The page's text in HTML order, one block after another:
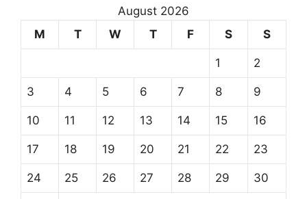
August 2026
M
T W T F S S
1 2
3 4 5 6 7 8 9
10 11 12 13 14 15 16
17 18 19 20 21 22 23
24 25 26 27 28 29 30